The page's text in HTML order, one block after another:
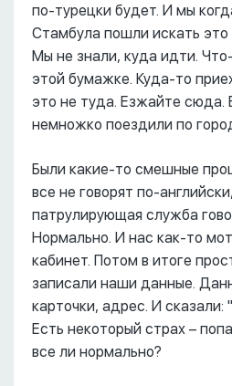
по-турецки будет. И мы
Стамбула пошли искать
Мы не знали, куда идти.
этой бумажке. Куда-то
это не туда. Езжайте
немножко поездили по
Были какие-то смешные
все не говорят по-
патрулирующая служба
Нормально. И нас как-то
кабинет. Потом в итоге
записали наши данные.
карточки, адрес. И
Есть некоторый страх –
все ли нормально?